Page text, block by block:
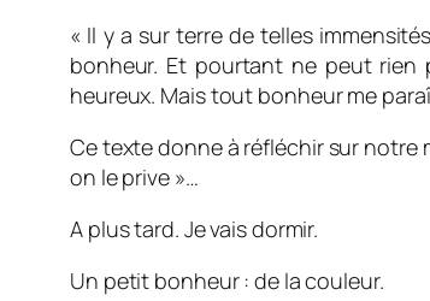
« Il y a sur terre de telles
bonheur. Et pourtant ne peut rien
heureux. Mais tout bonheurme
Ce texte donne à réfléchir sur notre
on le prive »…
A plus tard. Je vais dormir.
Un petit bonheur : de la couleur.